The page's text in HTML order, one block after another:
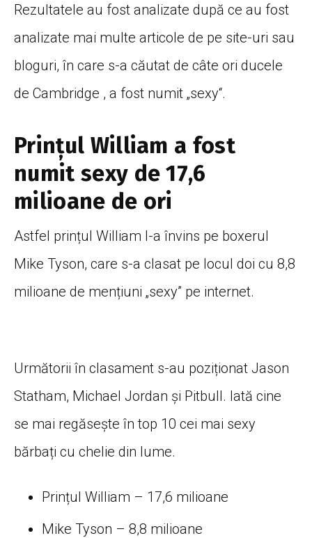
Rezultatele au fost analizate după ce au fost
analizate mai multe articole de pe site-uri sau
bloguri, în care s-a căutat de câte ori ducele
de Cambridge , a fost numit „sexy“.
Prințul William a fost
numit sexy de 17,6
milioane de ori
Astfel prințul William l-a învins pe boxerul
Mike Tyson, care s-a clasat pe locul doi cu 8,8
milioane de mențiuni „sexy” pe internet.
Următorii în clasament s-au poziționat Jason
Statham, Michael Jordan și Pitbull. Iată cine
se mai regăsește în top 10 cei mai sexy
bărbați cu chelie din lume.
Prințul William – 17,6 milioane
Mike Tyson – 8,8 milioane